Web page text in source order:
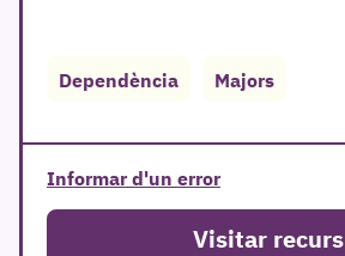
Dependència Majors
Informar d'un error
Visitar recurs